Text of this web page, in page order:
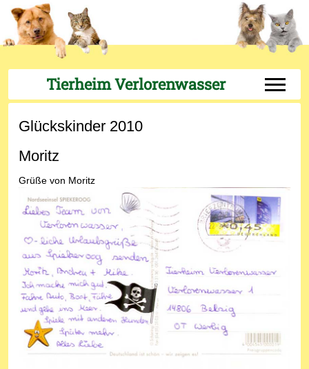
Tierheim Verlorenwasser Off-
Glückskinder 2010
Moritz
Grüße von Moritz